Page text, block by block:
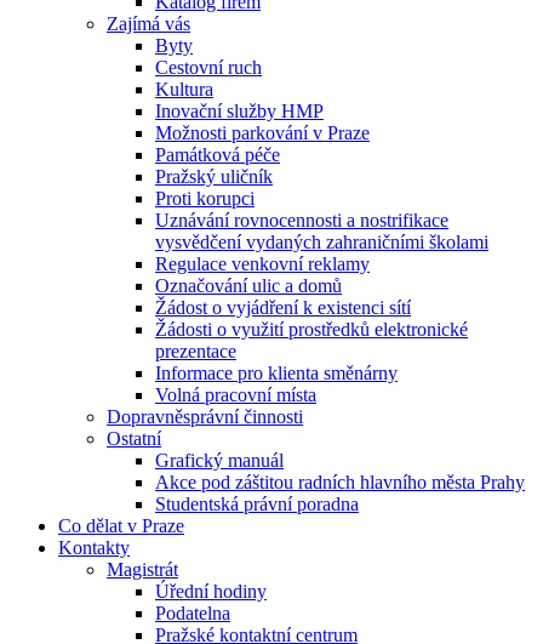
Zajímá vás
Byty
Cestovní ruch
Kultura
Inovační služby HMP
Možnosti parkování v Praze
Památková péče
Pražský uličník
Proti korupci
Uznávání rovnocennosti a nostrifikace
vysvědčení vydaných zahraničními školami
Regulace venkovní reklamy
Označování ulic a domů
Žádost o vyjádření k existenci sítí
Žádosti o využití prostředků elektronické
prezentace
Informace pro klienta směnárny
Volná pracovní místa
Dopravněsprávní činnosti
Ostatní
Grafický manuál
Akce pod záštitou radních hlavního města Prahy
Studentská právní poradna
Co dělat v Praze
Kontakty
Magistrát
Úřední hodiny
Podatelna
Pražské kontaktní centrum